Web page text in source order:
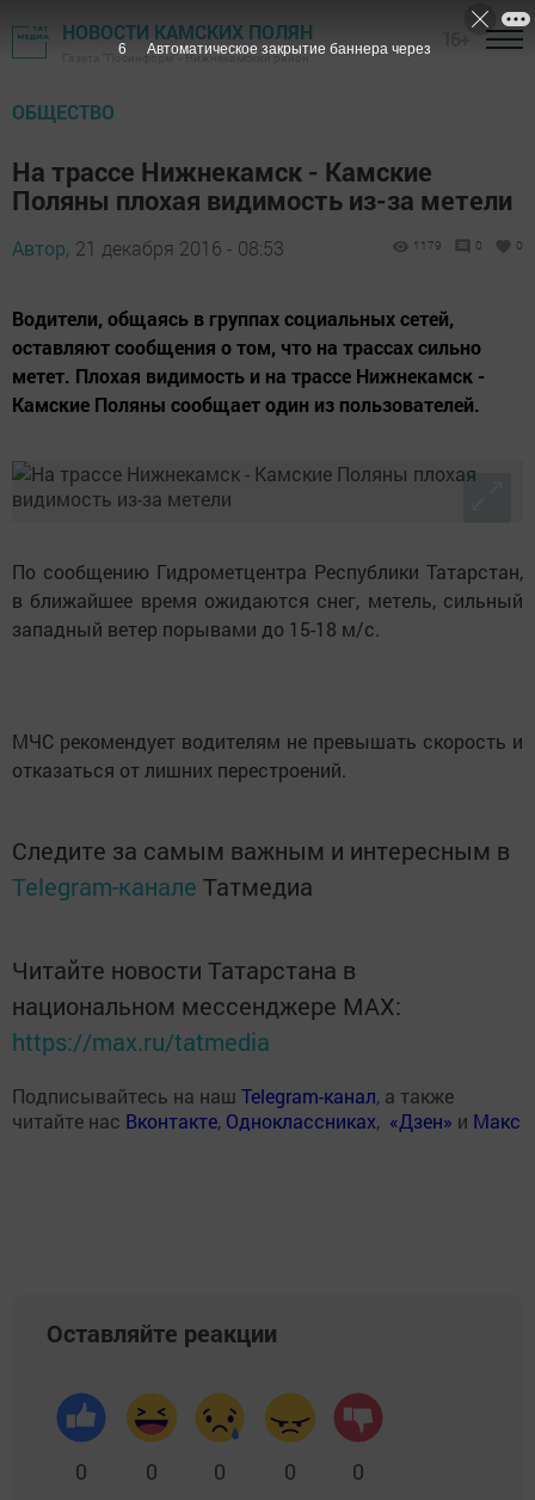
НОВОСТИ КАМСКИХ ПОЛЯН
Газета "Посинформ" - Нижнекамский район
ОБЩЕСТВО
На трассе Нижнекамск - Камские
Поляны плохая видимость из-за метели
Автор, 21 декабря 2016 - 08:53 1179 0 0
Водители, общаясь в группах социальных сетей,
оставляют сообщения о том, что на трассах сильно
метет. Плохая видимость и на трассе Нижнекамск -
Камские Поляны сообщает один из пользователей.
По сообщению Гидрометцентра Республики Татарстан,
в ближайшее время ожидаются снег, метель, сильный
западный ветер порывами до 15-18 м/с.
МЧС рекомендует водителям не превышать скорость и
отказаться от лишних перестроений.
Следите за самым важным и интересным в
Telegram-канале Татмедиа
Читайте новости Татарстана в
национальном мессенджере MАХ:
https://max.ru/tatmedia
Подписывайтесь на наш Telegram-канал, а также
читайте нас Вконтакте, Одноклассниках, «Дзен» и Макс
Оставляйте реакции
0 0 0 0 0
5 Автоматическое закрытие баннера через